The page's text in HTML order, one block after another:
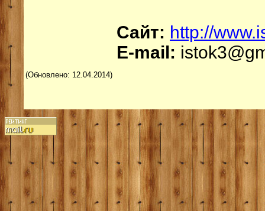
Сайт: http://
E-mail:
(Обновлено: 12.04.2014)